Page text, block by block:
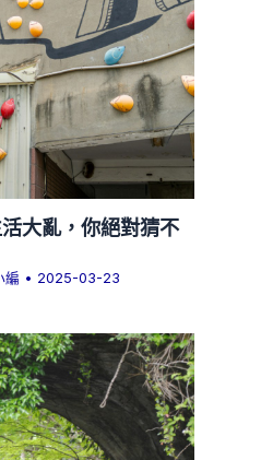
大亂，你絕對猜不
編 • 2025-03-23